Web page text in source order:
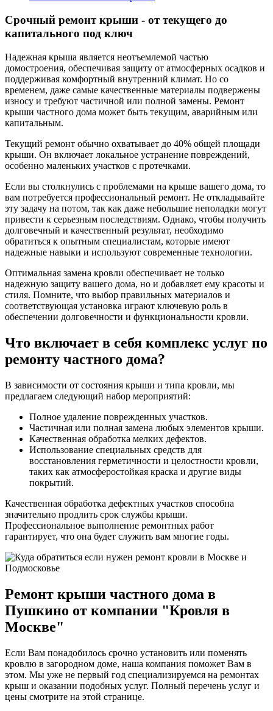
Срочный ремонт крыши - от текущего до
капитального под ключ
Надежная крыша является неотъемлемой частью
домостроения, обеспечивая защиту от атмосферных осадков и
поддерживая комфортный внутренний климат. Но со
временем, даже самые качественные материалы подвержены
износу и требуют частичной или полной замены. Ремонт
крыши частного дома может быть текущим, аварийным или
капитальным.
Текущий ремонт обычно охватывает до 40% общей площади
крыши. Он включает локальное устранение повреждений,
особенно маленьких участков с протечками.
Если вы столкнулись с проблемами на крыше вашего дома, то
вам потребуется профессиональный ремонт. Не откладывайте
эту задачу на потом, так как даже небольшие неполадки могут
привести к серьезным последствиям. Однако, чтобы получить
долговечный и качественный результат, необходимо
обратиться к опытным специалистам, которые имеют
надежные навыки и используют современные технологии.
Оптимальная замена кровли обеспечивает не только
надежную защиту вашего дома, но и добавляет ему красоты и
стиля. Помните, что выбор правильных материалов и
соответствующая установка играют ключевую роль в
обеспечении долговечности и функциональности кровли.
Что включает в себя комплекс услуг по
ремонту частного дома?
В зависимости от состояния крыши и типа кровли, мы
предлагаем следующий набор мероприятий:
Полное удаление поврежденных участков.
Частичная или полная замена любых элементов крыши.
Качественная обработка мелких дефектов.
Использование специальных средств для
восстановления герметичности и целостности кровли,
таких как атмосферостойкая краска и другие виды
покрытий.
Качественная обработка дефектных участков способна
значительно продлить срок службы крыши.
Профессиональное выполнение ремонтных работ
гарантирует, что она будет служить вам многие годы.
Ремонт крыши частного дома в
Пушкино от компании "Кровля в
Москве"
Если Вам понадобилось срочно установить или поменять
кровлю в загородном доме, наша компания поможет Вам в
этом. Мы уже не первый год специализируемся на ремонтах
крыш и оказании подобных услуг. Полный перечень услуг и
цены смотрите на этой странице.